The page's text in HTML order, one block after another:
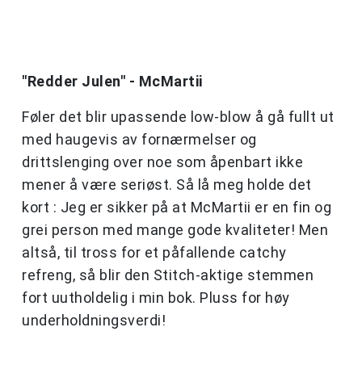
"Redder Julen" - McMartii
Føler det blir upassende low-blow å gå fullt ut
med haugevis av fornærmelser og
drittslenging over noe som åpenbart ikke
mener å være seriøst. Så lå meg holde det
kort : Jeg er sikker på at McMartii er en fin og
grei person med mange gode kvaliteter! Men
altså, til tross for et påfallende catchy
refreng, så blir den Stitch-aktige stemmen
fort uutholdelig i min bok. Pluss for høy
underholdningsverdi!